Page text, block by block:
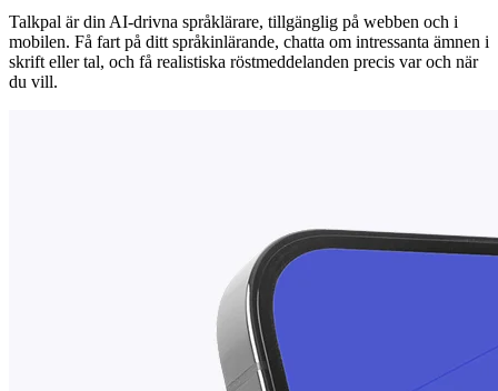
Talkpal är din AI-drivna språklärare, tillgänglig på webben och i
mobilen. Få fart på ditt språkinlärande, chatta om intressanta ämnen i
skrift eller tal, och få realistiska röstmeddelanden precis var och när
du vill.